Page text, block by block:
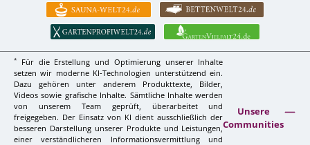
*
Für die Erstellung und Optimierung unserer Inhalte
setzen wir moderne KI-Technologien unterstützend ein.
Dazu gehören unter anderem Produkttexte, Bilder,
Videos sowie grafische Inhalte. Sämtliche Inhalte werden
von unserem Team geprüft, überarbeitet und
freigegeben. Der Einsatz von KI dient ausschließlich der
besseren Darstellung unserer Produkte und Leistungen,
einer verständlicheren Informationsvermittlung und
Unsere
Communities